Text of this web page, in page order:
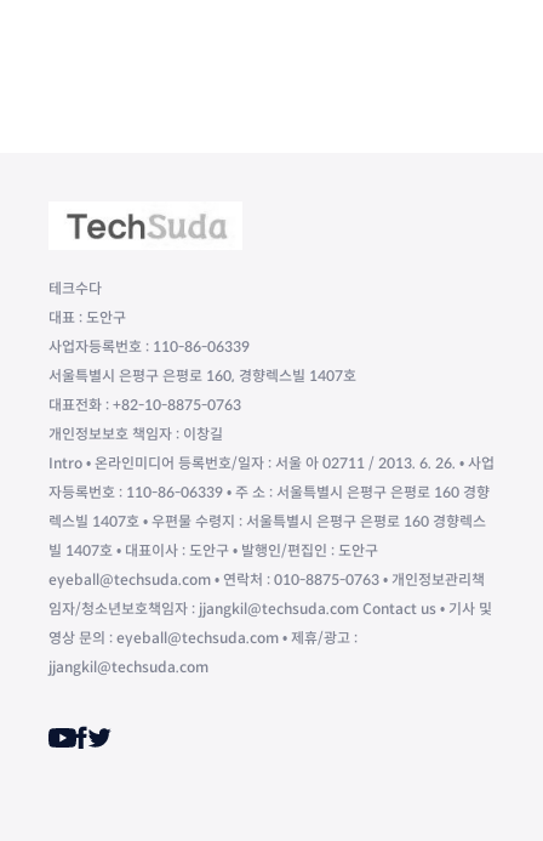
테크수다
대표 : 도안구
사업자등록번호 : 110-86-06339
서울특별시 은평구 은평로 160, 경향렉스빌 1407호
대표전화 : +82-10-8875-0763
개인정보보호 책임자 : 이창길
Intro • 온라인미디어 등록번호/일자 : 서울 아 02711 / 2013. 6. 26. • 사업
자등록번호 : 110-86-06339 • 주 소 : 서울특별시 은평구 은평로 160 경향
렉스빌 1407호 • 우편물 수령지 : 서울특별시 은평구 은평로 160 경향렉스
빌 1407호 • 대표이사 : 도안구 • 발행인/편집인 : 도안구
eyeball@techsuda.com • 연락처 : 010-8875-0763 • 개인정보관리책
임자/청소년보호책임자 : jjangkil@techsuda.com Contact us • 기사 및
영상 문의 : eyeball@techsuda.com • 제휴/광고 :
jjangkil@techsuda.com